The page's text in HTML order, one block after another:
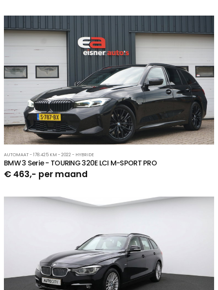
AUTOMAAT - 178.425 KM - 2022 - HYBRIDE
BMW 3 Serie - TOURING 320E LCI M-SPORT PRO
€ 463,- per maand